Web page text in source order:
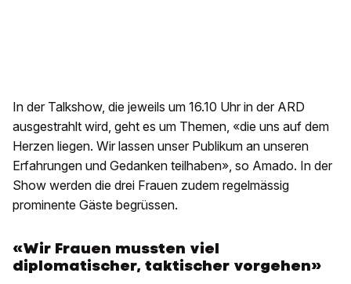
In der Talkshow, die jeweils um 16.10 Uhr in der ARD
ausgestrahlt wird, geht es um Themen, «die uns auf dem
Herzen liegen. Wir lassen unser Publikum an unseren
Erfahrungen und Gedanken teilhaben», so Amado. In der
Show werden die drei Frauen zudem regelmässig
prominente Gäste begrüssen.
«Wir Frauen mussten viel
diplomatischer, taktischer vorgehen»